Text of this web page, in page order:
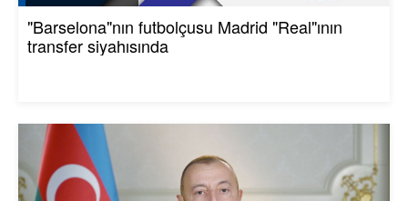
"Barselona"nın futbolçusu Madrid "Real"ının
transfer siyahısında